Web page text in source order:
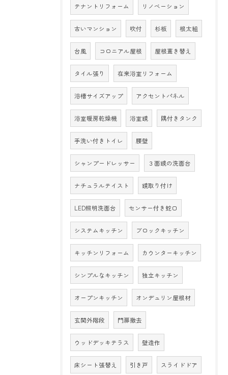
テナントリフォーム リノベーション
古いマンション 吹付 杉板 根太組
台風 コロニアル屋根 屋根葺き替え
タイル張り 在来浴室リフォーム
浴槽サイズアップ アクセントパネル
浴室暖房乾燥機 浴室鏡 隅付きタンク
手洗い付きトイレ 腰壁
シャンプードレッサー ３面鏡の洗面台
ナチュラルテイスト 鏡取り付け
LED照明洗面台 センサー付き蛇口
システムキッチン ブロックキッチン
キッチンリフォーム カウンターキッチン
シンプルなキッチン 独立キッチン
オープンキッチン オンデュリン屋根材
玄関外階段 門扉撤去
ウッドデッキテラス 壁造作
床シート張替え 引き戸 スライドドア